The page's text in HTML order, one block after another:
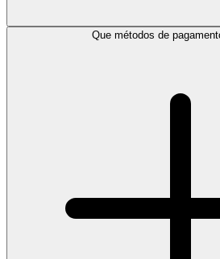
Que métodos de